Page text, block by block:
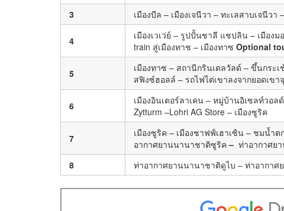
3
เมืองบีล – เมืองเจนีวา – ทะเลสาบเจนีว
4
เมืองเวเว่ย์ – รูปปั้นชาลี แชปลิน – เมือง
train สู่เมืองทาช – เมืองทาซ Optional
5
เมืองทาซ – สถานีกรินเดลวัลด์ – ขึ้นกระ
สฟิงซ์ฮอลล์ – รถไฟไต่เขาลงจากยอดเขา
6
เมืองอินเตอร์ลาเคน – หมู่บ้านอิเซลท์วอ
Zytturm –Lohri AG Store – เมืองซูริค
7
เมืองซูริค – เมืองชาฟฟ์เฮาเซิน – ชมน้ำ
อากาศยานนานาชาติซูริค– ท่าอากาศย
8
ท่าอากาศยานนานาชาติดูไบ – ท่าอากา